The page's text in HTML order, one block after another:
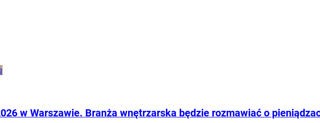
w Warszawie. Branża wnętrzarska będzie rozmawiać o